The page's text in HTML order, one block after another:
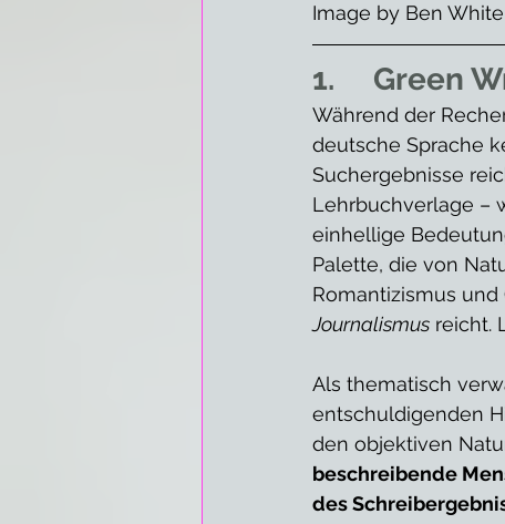
Image by Ben
1.     Green
Während der
deutsche Sprache
Suchergebnisse
Lehrbuchverlage –
einhellige
Palette, die von
Romantizismus
Journalismus reicht.
Als thematisch
entschuldigenden
den objektiven
beschreibende
des